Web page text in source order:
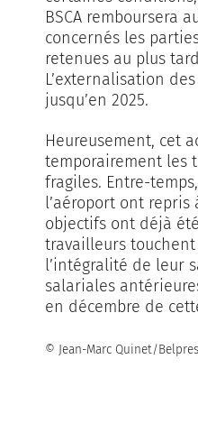
BSCA remboursera
concernés les
retenues au plus
L’externalisation
jusqu’en 2025.
Heureusement, cet
temporairement les
fragiles. Entre-
l’aéroport ont
objectifs ont déjà
travailleurs touchent
l’intégralité de leur
salariales
en décembre de
© Jean-Marc Quinet/